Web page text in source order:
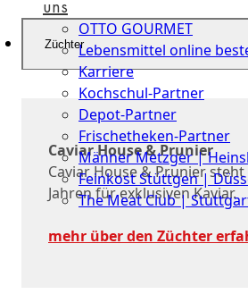
uns
OTTO GOURMET
Lebensmittel online
Karriere
Kochschul-Partner
Depot-Partner
Frischetheken-Partner
Männer Metzger |
Feinkost Stüttgen |
The Meat Club |
Geschäftskunden
Züchter
Caviar House & Prunier
Caviar House & Prunier
Jahren für exklusiven Kaviar.
mehr über den Züchter